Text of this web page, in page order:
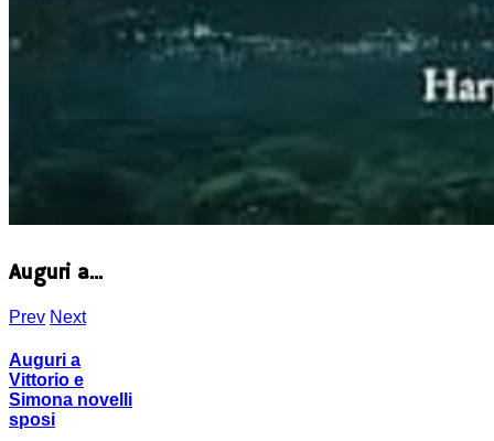
Auguri a...
Prev Next
Auguri a
Vittorio e
Simona novelli
sposi